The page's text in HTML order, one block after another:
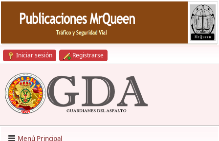
Iniciar sesión Registrarse
Menú Principal